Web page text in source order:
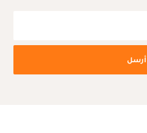
أرسل